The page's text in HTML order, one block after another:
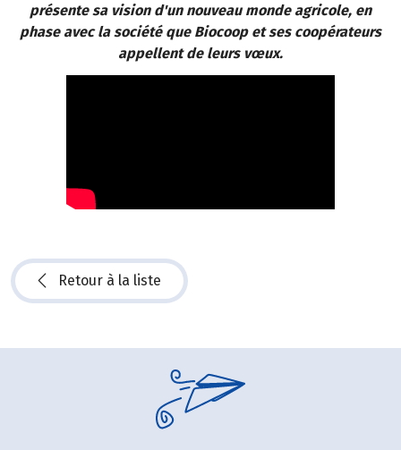
présente sa vision d'un nouveau monde agricole, en
phase avec la société que Biocoop et ses coopérateurs
appellent de leurs vœux.
Retour à la liste